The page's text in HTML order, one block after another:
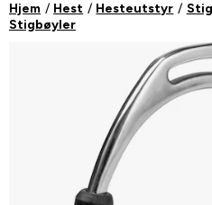
Hjem Hest Hesteutstyr
Stigbøyler